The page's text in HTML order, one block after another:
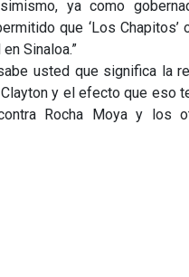
ya como
que ‘Los Chapitos’
Sinaloa.”
usted que significa la
y el efecto que eso
Rocha Moya y los